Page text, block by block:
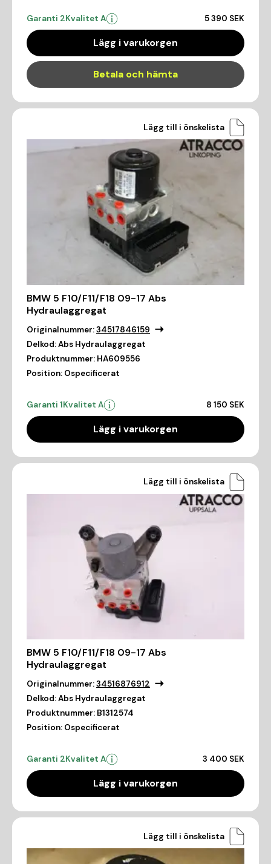
Garanti 2Kvalitet A 5 390 SEK
Lägg i varukorgen
Betala och hämta
Lägg till i önskelista
BMW 5 F10/F11/F18 09-17 Abs
Hydraulaggregat
Originalnummer:34517846159
Delkod:Abs Hydraulaggregat
Produktnummer: HA609556
Position: Ospecificerat
Garanti 1Kvalitet A 8 150 SEK
Lägg i varukorgen
Lägg till i önskelista
BMW 5 F10/F11/F18 09-17 Abs
Hydraulaggregat
Originalnummer:34516876912
Delkod:Abs Hydraulaggregat
Produktnummer: B1312574
Position: Ospecificerat
Garanti 2Kvalitet A 3 400 SEK
Lägg i varukorgen
Lägg till i önskelista